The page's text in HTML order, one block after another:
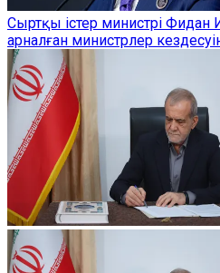
Сыртқы істер министрі Фидан
арналған министрлер